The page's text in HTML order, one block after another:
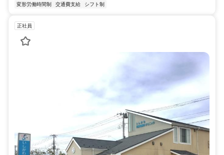
変形労働時間制 交通費支給 シフト制
正社員